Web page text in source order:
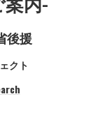
後援
クト